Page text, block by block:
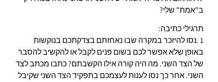
ב"אמת" שלי?
תרגילי כתיבה:
1 .נסו להיזכר במקרה שבו נאחזתם בצדקתכם בנוקשות
באופן שלא אפשר לכם בשום פנים לקבל או להקשיב להסבר
של הצד השני. מה היה קורה אילו הקשבתם? כתבו מכתב לצד
השני. אחר כך נסו לענות לעצמכם בתפקיד הצד השני שקיבל